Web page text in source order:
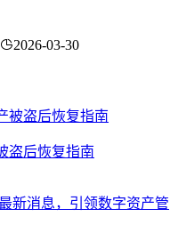
2026-03-30
盗后恢复指南